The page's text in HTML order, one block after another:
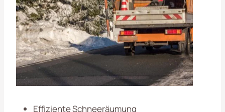
Effiziente Schneeräumung